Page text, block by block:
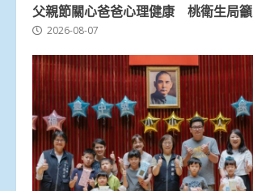
父親節關心爸爸心理健康 桃衛生局
2026-08-07